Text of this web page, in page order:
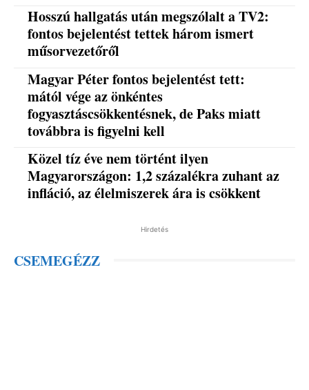
Hosszú hallgatás után megszólalt a TV2:
fontos bejelentést tettek három ismert
műsorvezetőről
Magyar Péter fontos bejelentést tett:
mától vége az önkéntes
fogyasztáscsökkentésnek, de Paks miatt
továbbra is figyelni kell
Közel tíz éve nem történt ilyen
Magyarországon: 1,2 százalékra zuhant az
infláció, az élelmiszerek ára is csökkent
Hirdetés
CSEMEGÉZZ